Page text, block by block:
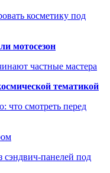
косметику под
мотосезон
частные мастера
тематикой
что смотреть перед
сэндвич-панелей под